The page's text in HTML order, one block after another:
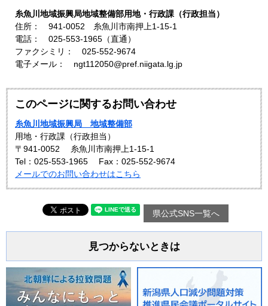
糸魚川地域振興局地域整備部用地・行政課（行政担当）
住所： 941-0052 糸魚川市南押上1-15-1
電話： 025-553-1965（直通）
ファクシミリ： 025-552-9674
電子メール： ngt112050@pref.niigata.lg.jp
このページに関するお問い合わせ
糸魚川地域振興局 地域整備部
用地・行政課（行政担当）
〒941-0052
糸魚川市南押上1-15-1
Tel：025-553-1965
Fax：025-552-9674
メールでのお問い合わせはこちら
県公式SNS一覧へ
見つからないときは